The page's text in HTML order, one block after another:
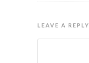
LEAVE A REPLY